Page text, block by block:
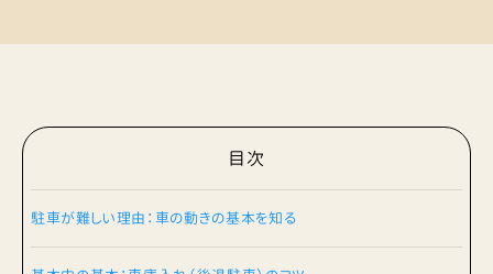
目次
駐車が難しい理由：車の動きの基本を知る